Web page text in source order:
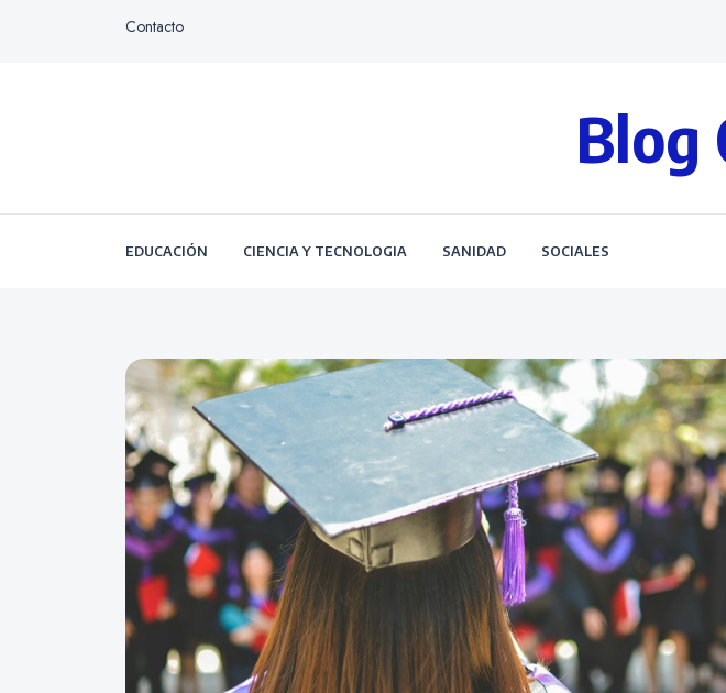
Contacto
Blog
EDUCACIÓN CIENCIA Y TECNOLOGIA SANIDAD SOCIALES